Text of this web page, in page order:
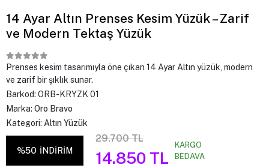
14 Ayar Altın Prenses Kesim Yüzük – Zarif
ve Modern Tektaş Yüzük
Prenses kesim tasarımıyla öne çıkan 14 Ayar Altın yüzük, modern
ve zarif bir şıklık sunar.
Barkod: ORB-KRYZK 01
Marka: Oro Bravo
Kategori: Altın Yüzük
%50 İNDİRİM
29.700 TL
14.850 TL
KARGO
BEDAVA